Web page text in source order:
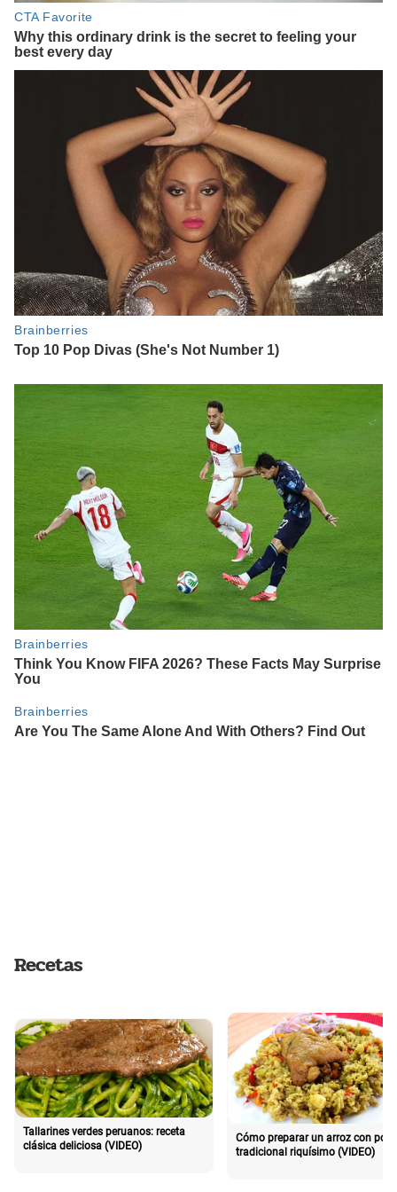
Recetas
Tallarines verdes peruanos: receta
clásica deliciosa (VIDEO)
Cómo preparar un arroz con pollo
tradicional riquísimo (VIDEO)